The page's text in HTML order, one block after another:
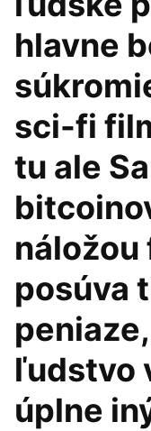
hlavne
sci-fi
tu ale
náložou
posúva
ľudstvo
úplne